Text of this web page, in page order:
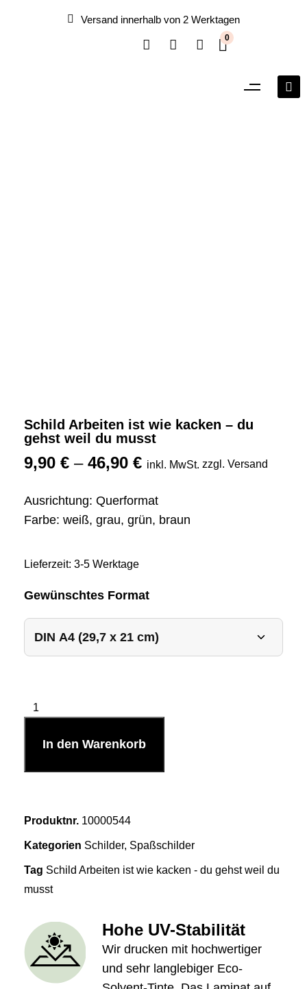
Versand innerhalb von 2 Werktagen
0
Schild Arbeiten ist wie kacken – du
gehst weil du musst
9,90 € – 46,90 € inkl. MwSt. zzgl. Versand
Ausrichtung: Querformat
Farbe: weiß, grau, grün, braun
Lieferzeit: 3-5 Werktage
Gewünschtes Format
In den Warenkorb
Produktnr. 10000544
Kategorien Schilder, Spaßschilder
Tag Schild Arbeiten ist wie kacken - du gehst weil du
musst
Hohe UV-Stabilität
Wir drucken mit hochwertiger
und sehr langlebiger Eco-